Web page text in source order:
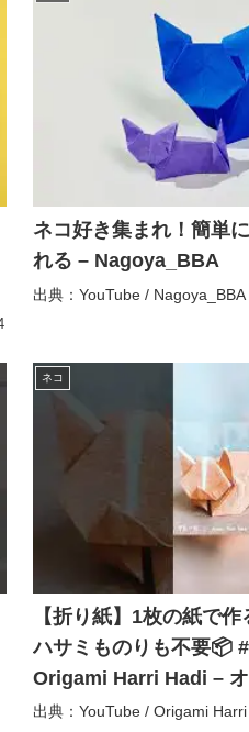
ネコ好き集まれ！簡単
れる – Nagoya_BBA
出典：YouTube / Nagoya_BBA
ネコ
【折り紙】1枚の紙で
ハサミものりも不要📦
Origami Harri Hadi –
出典：YouTube / Origami